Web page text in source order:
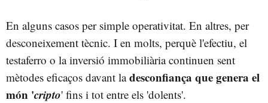
En alguns casos per simple operativitat. En altres, per
desconeixement tècnic. I en molts, perquè l'efectiu, el
testaferro o la inversió immobiliària continuen sent
mètodes eficaços davant ladesconfiança que genera el
món 'cripto' fins i tot entre els 'dolents'.